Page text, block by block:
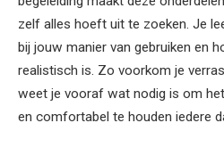
zelf alles hoeft uit te zoeken. Je
bij jouw manier van gebruiken en
realistisch is. Zo voorkom je
weet je vooraf wat nodig is om
en comfortabel te houden iedere